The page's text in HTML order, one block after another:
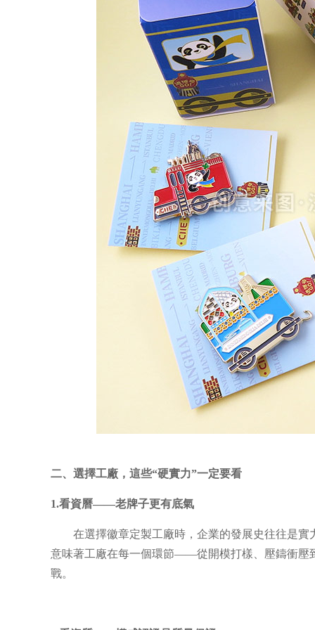
二、選擇工廠，這些“硬實力”一定要看
1.看資曆——老牌子更有底氣
在選擇徽章定製工廠時，企業的發展史往往是
意味著工廠在每一個環節——從開模打樣、壓鑄衝壓
戰。